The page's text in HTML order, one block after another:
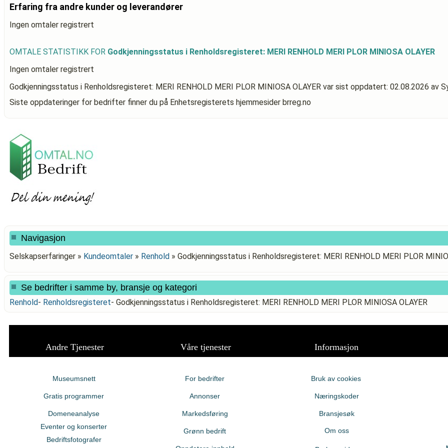
Erfaring fra andre kunder og leverandører
Ingen omtaler registrert
OMTALE STATISTIKK FOR Godkjenningsstatus i Renholdsregisteret: MERI RENHOLD MERI PLOR MINIOSA OLAYER
Ingen omtaler registrert
Godkjenningsstatus i Renholdsregisteret: MERI RENHOLD MERI PLOR MINIOSA OLAYER var sist oppdatert: 02.08.2026 av
Siste oppdateringer for bedrifter finner du på Enhetsregisterets hjemmesider brreg.no
Navigasjon
Selskapserfaringer » Kundeomtaler » Renhold » Godkjenningsstatus i Renholdsregisteret: MERI RENHOLD MERI PLOR
Se bedrifter i samme by, bransje og kategori
Renhold- Renholdsregisteret- Godkjenningsstatus i Renholdsregisteret: MERI RENHOLD MERI PLOR MINIOSA OLAYER
Andre Tjenester Våre tjenester Informasjon
Museumsnett
Gratis programmer
Domeneanalyse
Eventer og konserter
Bedriftsfotografer
For bedrifter
Annonser
Markedsføring
Grønn bedrift
Bruk av cookies
Næringskoder
Bransjesøk
Om oss